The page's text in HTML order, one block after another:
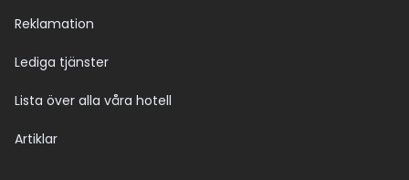
Reklamation
Lediga tjänster
Lista över alla våra hotell
Artiklar